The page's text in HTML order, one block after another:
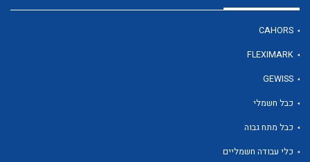
CAHORS
FLEXIMARK
GEWISS
כבל חשמלי
כבל מתח גבוה
כלי עבודה חשמליים